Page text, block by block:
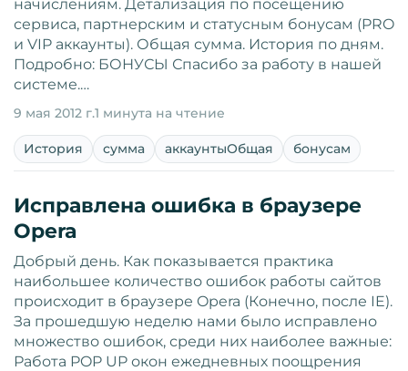
начислениям. Детализация по посещению
сервиса, партнерским и статусным бонусам (PRO
и VIP аккаунты). Общая сумма. История по дням.
Подробно: БОНУСЫ Спасибо за работу в нашей
системе.…
9 мая 2012 г.1 минута на чтение
История сумма аккаунтыОбщая бонусам
Исправлена ошибка в браузере
Opera
Добрый день. Как показывается практика
наибольшее количество ошибок работы сайтов
происходит в браузере Opera (Конечно, после IE).
За прошедшую неделю нами было исправлено
множество ошибок, среди них наиболее важные:
Работа POP UP окон ежедневных поощрения